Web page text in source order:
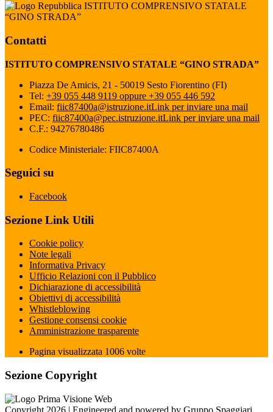
ISTITUTO COMPRENSIVO STATALE
“GINO STRADA”
Contatti
ISTITUTO COMPRENSIVO STATALE “GINO STRADA”
Piazza De Amicis, 21 - 50019 Sesto Fiorentino (FI)
Tel: +39 055 448 9119 oppure +39 055 446 592
Email: fiic87400a@istruzione.itLink per inviare una mail
PEC: fiic87400a@pec.istruzione.itLink per inviare una mail
C.F.: 94276780486
Codice Ministeriale: FIIC87400A
Seguici su
Facebook
Sezione Link Utili
Cookie policy
Note legali
Informativa Privacy
Ufficio Relazioni con il Pubblico
Dichiarazione di accessibilità
Obiettivi di accessibilità
Whistleblowing
Gestione consensi cookie
Amministrazione trasparente
Pagina visualizzata 1006 volte
Sezione Copyright
Copyright 2026 | Engineered and powered by Gruppo Spaggiari